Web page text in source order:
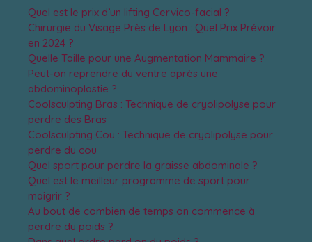
Quel est le prix d’un lifting Cervico-facial ?
Chirurgie du Visage Près de Lyon : Quel Prix Prévoir
en 2024 ?
Quelle Taille pour une Augmentation Mammaire ?
Peut-on reprendre du ventre après une
abdominoplastie ?
Coolsculpting Bras : Technique de cryolipolyse pour
perdre des Bras
Coolsculpting Cou : Technique de cryolipolyse pour
perdre du cou
Quel sport pour perdre la graisse abdominale ?
Quel est le meilleur programme de sport pour
maigrir ?
Au bout de combien de temps on commence à
perdre du poids ?